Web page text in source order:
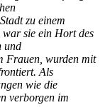
zu einem
war sie ein Hort des
und
Frauen, wurden mit
Als
wie die
verborgen im